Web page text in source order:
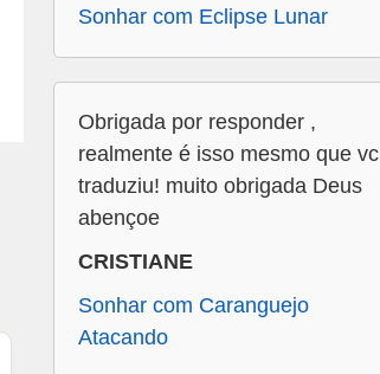
Sonhar com Eclipse Lunar
Obrigada por responder ,
realmente é isso mesmo que vc
traduziu! muito obrigada Deus
abençoe
CRISTIANE
Sonhar com Caranguejo
Atacando